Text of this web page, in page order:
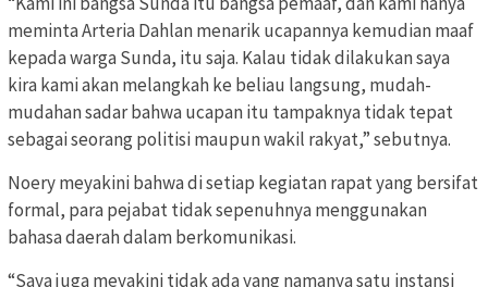
meminta Arteria Dahlan menarik ucapannya kemudian maaf
kepada warga Sunda, itu saja. Kalau tidak dilakukan saya
kira kami akan melangkah ke beliau langsung, mudah-
mudahan sadar bahwa ucapan itu tampaknya tidak tepat
sebagai seorang politisi maupun wakil rakyat,” sebutnya.
Noery meyakini bahwa di setiap kegiatan rapat yang bersifat
formal, para pejabat tidak sepenuhnya menggunakan
bahasa daerah dalam berkomunikasi.
“Saya juga meyakini tidak ada yang namanya satu instansi